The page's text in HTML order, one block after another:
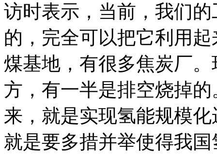
访时表示，当前，我们
的，完全可以把它利用
煤基地，有很多焦炭厂
方，有一半是排空烧掉
来，就是实现氢能规模
就是要多措并举使得我